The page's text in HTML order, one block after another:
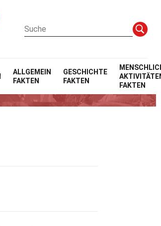
ALLGEMEIN
FAKTEN
GESCHICHTE
FAKTEN
FAKTEN